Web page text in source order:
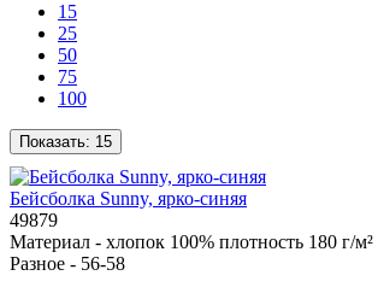
15
25
50
75
100
Показать: 15
Бейсболка Sunny, ярко-синяя
49879
Материал - хлопок 100% плотность 180 г/м²
Разное - 56-58